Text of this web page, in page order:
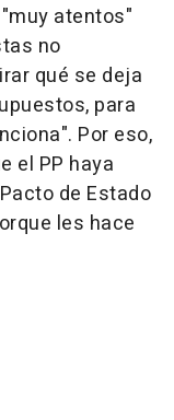
atentos"
no
qué se deja
para
Por eso,
el PP haya
de Estado
les hace